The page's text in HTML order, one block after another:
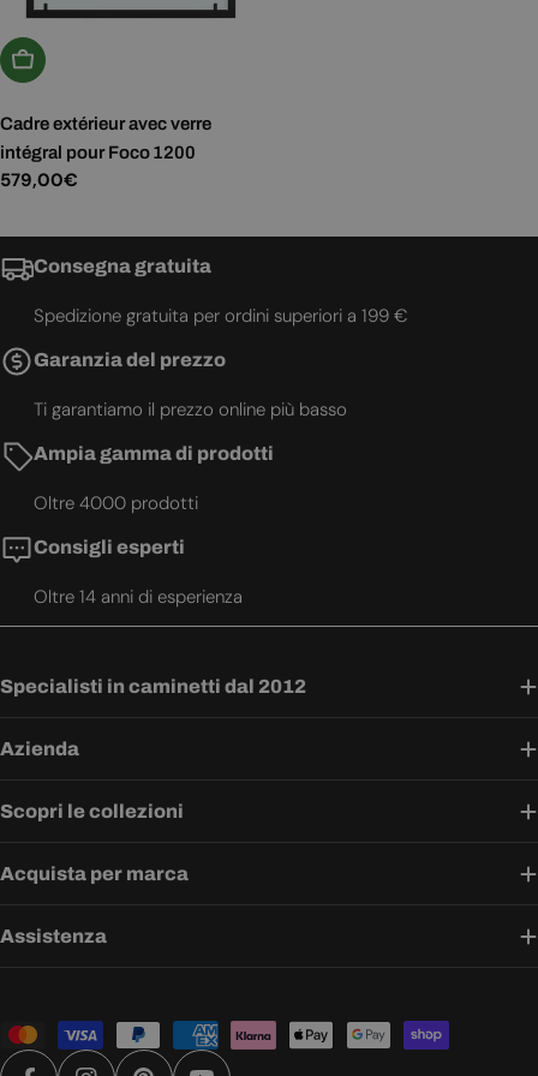
Aggiungi Al Carrello
Cadre extérieur avec verre
intégral pour Foco 1200
Prezzo
579,00€
Consegna gratuita
Spedizione gratuita per ordini superiori a 199 €
Garanzia del prezzo
Ti garantiamo il prezzo online più basso
Ampia gamma di prodotti
Oltre 4000 prodotti
Consigli esperti
Oltre 14 anni di esperienza
Specialisti in caminetti dal 2012
Azienda
Scopri le collezioni
Acquista per marca
Assistenza
Metodi
di